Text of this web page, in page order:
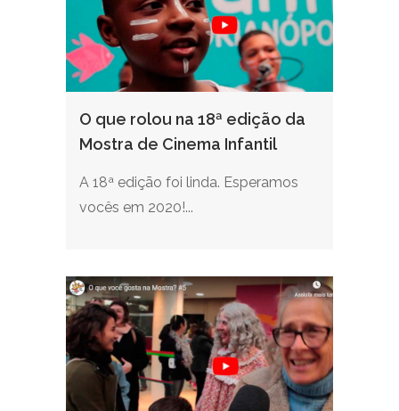
O que rolou na 18ª edição da
Mostra de Cinema Infantil
A 18ª edição foi linda. Esperamos
vocês em 2020!...